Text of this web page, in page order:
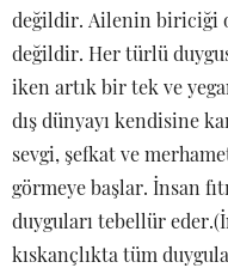
değildir. Ailenin biriciği
değildir. Her türlü
iken artık bir tek ve
dış dünyayı kendisine
sevgi, şefkat ve
görmeye başlar. İnsan
duyguları tebellür
kıskançlıkta tüm